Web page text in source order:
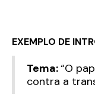
EXEMPLO DE
Tema:“O
contra a